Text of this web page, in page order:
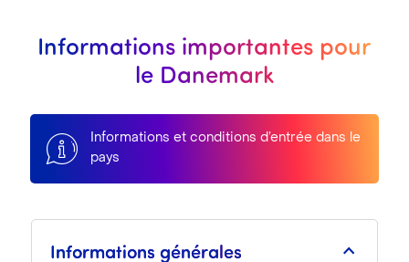
Informations importantes pour
le Danemark
Informations et conditions d’entrée dans le
pays
Informations générales